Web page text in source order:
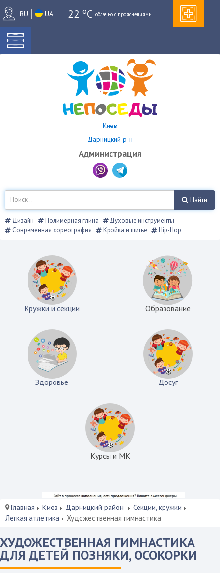
RU UA 22 oC облачно с прояснениями
Киев
Дарницкий р-н
Администрация
Найти
Дизайн Полимерная глина
Духовые инструменты
Современная хореография
Кройка и шитье Hip-Hop
Кружки и секции Образование
Здоровье Досуг
Курсы и МК
Главная Киев Дарницкий район
Секции, кружки
Легкая атлетика
Художественная гимнастика
ХУДОЖЕСТВЕННАЯ ГИМНАСТИКА
ДЛЯ ДЕТЕЙ ПОЗНЯКИ, ОСОКОРКИ